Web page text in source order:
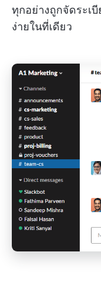
ทุกอย่างถูกจัดระเ
ง่ายในที่เดียว